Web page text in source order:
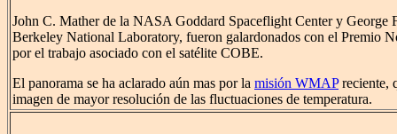
John C. Mather de la NASA Goddard Spaceflight Center y George
Berkeley National Laboratory, fueron galardonados con el Premio
por el trabajo asociado con el satélite COBE.
El panorama se ha aclarado aún mas por la misión WMAPreciente,
imagen de mayor resolución de las fluctuaciones de temperatura.